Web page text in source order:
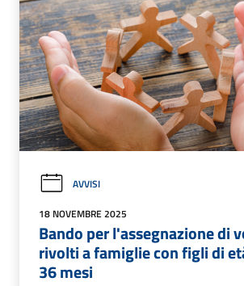
AVVISI
18 NOVEMBRE 2025
Bando per l'assegnazione di
rivolti a famiglie con figli di
36 mesi